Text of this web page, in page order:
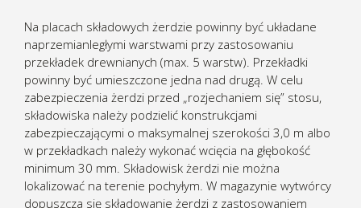
Na placach składowych żerdzie powinny być układane
naprzemianległymi warstwami przy zastosowaniu
przekładek drewnianych (max. 5 warstw). Przekładki
powinny być umieszczone jedna nad drugą. W celu
zabezpieczenia żerdzi przed „rozjechaniem się” stosu,
składowiska należy podzielić konstrukcjami
zabezpieczającymi o maksymalnej szerokości 3,0 m albo
w przekładkach należy wykonać wcięcia na głębokość
minimum 30 mm. Składowisk żerdzi nie można
lokalizować na terenie pochyłym. W magazynie wytwórcy
dopuszcza się składowanie żerdzi z zastosowaniem